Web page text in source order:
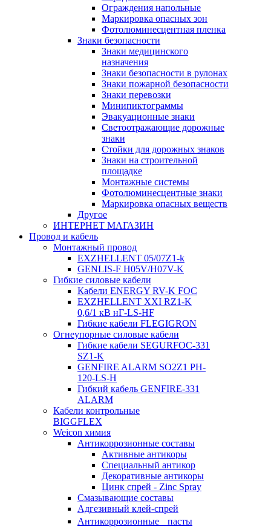
Ограждения напольные
Маркировка опасных зон
Фотолюминесцентная пленка
Знаки безопасности
Знаки медицинского
назначения
Знаки безопасности в рулонах
Знаки пожарной безопасности
Знаки перевозки
Минипиктограммы
Эвакуационные знаки
Светоотражающие дорожные
знаки
Стойки для дорожных знаков
Знаки на строительной
площадке
Монтажные системы
Фотолюминесцентные знаки
Маркировка опасных веществ
Другое
ИНТЕРНЕТ МАГАЗИН
Провод и кабель
Монтажный провод
EXZHELLENT 05/07Z1-k
GENLIS-F Н05V/H07V-K
Гибкие силовые кабели
Кабели ENERGY RV-K FOC
EXZHELLENT XXI RZ1-K
0,6/1 кВ нГ-LS-HF
Гибкие кабели FLEGIGRON
Огнеупорные силовые кабели
Гибкие кабели SEGURFOC-331
SZ1-K
GENFIRE ALARM SO2Z1 PH-
120-LS-H
Гибкий кабель GENFIRE-331
ALARM
Кабели контрольные
BIGGFLEX
Weicon химия
Антикоррозионные составы
Активные антикоры
Специальный антикор
Декоративные антикоры
Цинк спрей - Zinc Spray
Смазывающие составы
Адгезивный клей-спрей
Антикоррозионные пасты